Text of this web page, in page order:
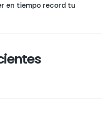
en tiempo record tu